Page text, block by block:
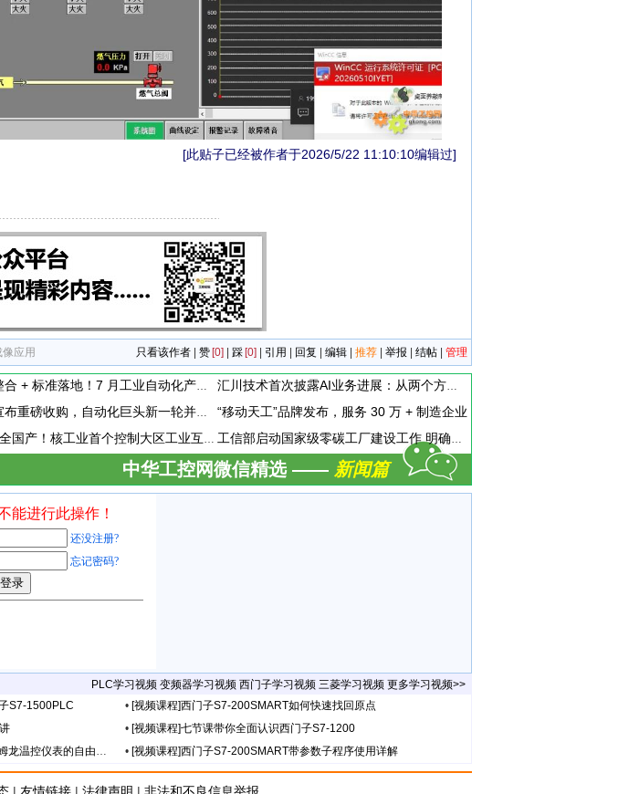
[此贴子已经被作者于2026/5/22 11:10:10编辑过]
应用 只看该作者 | 赞[0] | 踩[0] | 引用 | 回复 | 编辑 | 推荐 | 举报 | 结帖 | 管理
“移动天工”品牌发布，服务 30 万 + 制造企业
中华工控网微信精选 —— 新闻篇
PLC学习视频 变频器学习视频 西门子学习视频 三菱学习视频 更多学习视频>>
S7-1500PLC • [视频课程]西门子S7-200SMART如何快速找回原点
• [视频课程]七节课带你全面认识西门子S7-1200
控仪表的自由口通信 • [视频课程]西门子S7-200SMART带参数子程序使用详解
| 友情链接 | 法律声明 | 非法和不良信息举报